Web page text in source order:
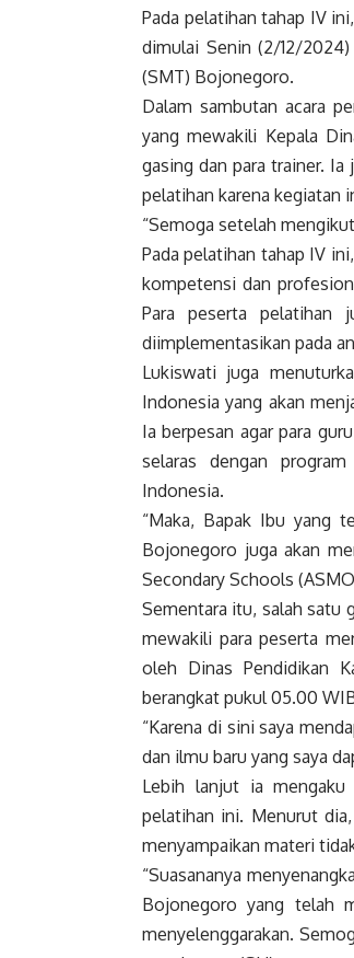
Pada pelatihan tahap IV
dimulai Senin (2/12/
(SMT) Bojonegoro.
Dalam sambutan acara
yang mewakili Kepala
gasing dan para trainer.
pelatihan karena kegiatan
“Semoga setelah
Pada pelatihan tahap IV
kompetensi dan
Para peserta pelatihan
diimplementasikan pada
Lukiswati juga
Indonesia yang akan
Ia berpesan agar para
selaras dengan
Indonesia.
“Maka, Bapak Ibu yang
Bojonegoro juga akan
Secondary Schools
Sementara itu, salah satu
mewakili para peserta
oleh Dinas Pendidikan
berangkat pukul 05.00
“Karena di sini saya
dan ilmu baru yang saya
Lebih lanjut ia
pelatihan ini. Menurut
menyampaikan materi
“Suasananya
Bojonegoro yang telah
menyelenggarakan.